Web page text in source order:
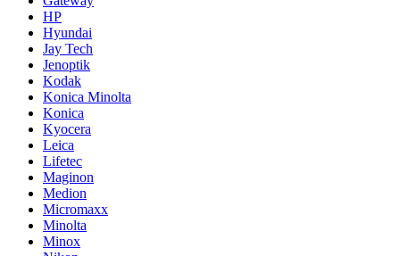
HP
Hyundai
Jay Tech
Jenoptik
Kodak
Konica Minolta
Konica
Kyocera
Leica
Lifetec
Maginon
Medion
Micromaxx
Minolta
Minox